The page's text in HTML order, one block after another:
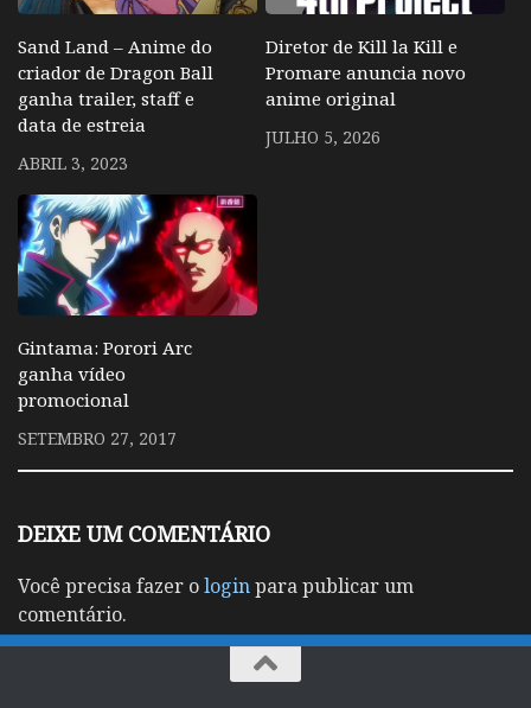
Sand Land – Anime do
criador de Dragon Ball
ganha trailer, staff e
data de estreia
ABRIL 3, 2023
Diretor de Kill la Kill e
Promare anuncia novo
anime original
JULHO 5, 2026
Gintama: Porori Arc
ganha vídeo
promocional
SETEMBRO 27, 2017
DEIXE UM COMENTÁRIO
Você precisa fazer ologinpara publicar um
comentário.